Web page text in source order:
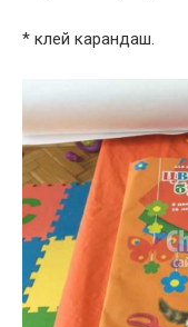
* клей карандаш.